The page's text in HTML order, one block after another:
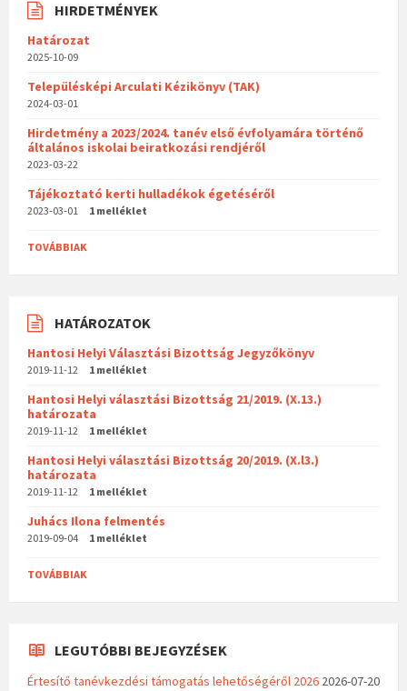
HIRDETMÉNYEK
Határozat
2025-10-09
Településképi Arculati Kézikönyv (TAK)
2024-03-01
Hirdetmény a 2023/2024. tanév első évfolyamára történő
általános iskolai beiratkozási rendjéről
2023-03-22
Tájékoztató kerti hulladékok égetéséről
2023-03-01 1 melléklet
TOVÁBBIAK
HATÁROZATOK
Hantosi Helyi Választási Bizottság Jegyzőkönyv
2019-11-12 1 melléklet
Hantosi Helyi választási Bizottság 21/2019. (X.13.)
határozata
2019-11-12 1 melléklet
Hantosi Helyi választási Bizottság 20/2019. (X.l3.)
határozata
2019-11-12 1 melléklet
Juhács Ilona felmentés
2019-09-04 1 melléklet
TOVÁBBIAK
LEGUTÓBBI BEJEGYZÉSEK
Értesítő tanévkezdési támogatás lehetőségéről 2026 2026-07-20